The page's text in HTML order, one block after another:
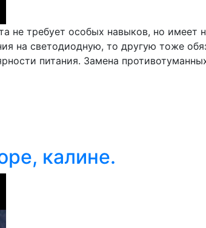
не требует особых навыков, но
на светодиодную, то другую тоже
питания. Замена
калине.